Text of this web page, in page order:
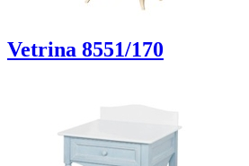
Vetrina 8551/170